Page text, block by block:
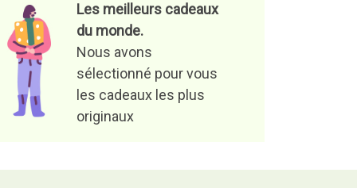
Les meilleurs cadeaux
du monde.
Nous avons
sélectionné pour vous
les cadeaux les plus
originaux